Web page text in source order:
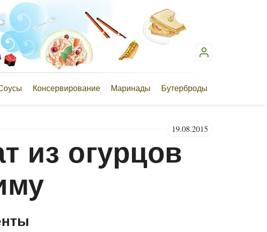
Консервирование Маринады Бутерброды
19.08.2015
из огурцов